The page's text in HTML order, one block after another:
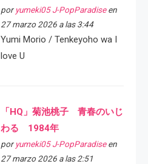
por yumeki05 J-PopParadiseen
27 marzo 2026 a las 3:44
Yumi Morio / Tenkeyoho wa I
love U
「HQ」菊池桃子 青春のいじ
わる 1984年
por yumeki05 J-PopParadiseen
27 marzo 2026 a las 2:51